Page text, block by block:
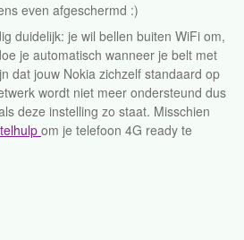
even afgeschermd :)
duidelijk: je wil bellen buiten WiFi om,
je automatisch wanneer je belt met
dat jouw Nokia zichzelf standaard op
wordt niet meer ondersteund dus
deze instelling zo staat. Misschien
om je telefoon 4G ready te